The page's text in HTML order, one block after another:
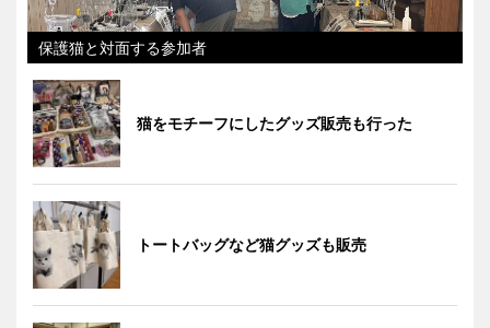
保護猫と対面する参加者
猫をモチーフにしたグッズ販売も行った
トートバッグなど猫グッズも販売